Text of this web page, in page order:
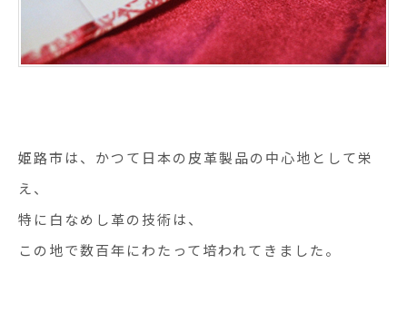
姫路市は、かつて日本の皮革製品の中心地として栄
え、
特に白なめし革の技術は、
この地で数百年にわたって培われてきました。